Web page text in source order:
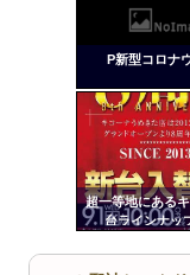
Powered by
P新型コロナ
超一等地にある
台ラインナッ
定リ
ンク
自動
更新
ツー